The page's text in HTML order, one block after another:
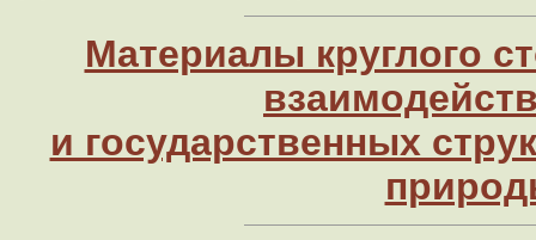
Материалы круглого
и государственных